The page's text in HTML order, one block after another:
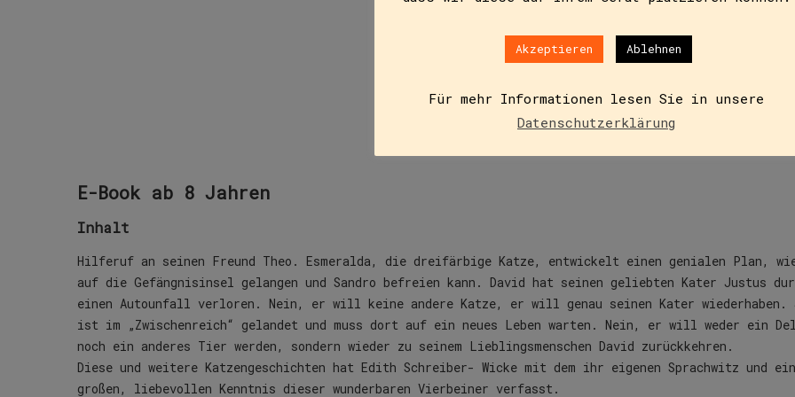
E-Book ab 8 Jahren
Inhalt
Hilferuf an seinen Freund Theo. Esmeralda, die dreifärbige Katze, entwickelt einen genialen Plan,
auf die Gefängnisinsel gelangen und Sandro befreien kann. David hat seinen geliebten Kater Justus
einen Autounfall verloren. Nein, er will keine andere Katze, er will genau seinen Kater wiederhaben.
ist im „Zwischenreich“ gelandet und muss dort auf ein neues Leben warten. Nein, er will weder ein
noch ein anderes Tier werden, sondern wieder zu seinem Lieblingsmenschen David zurückkehren.
Diese und weitere Katzengeschichten hat Edith Schreiber- Wicke mit dem ihr eigenen Sprachwitz und
großen, liebevollen Kenntnis dieser wunderbaren Vierbeiner verfasst.
Akzeptieren Ablehnen
Für mehr Informationen lesen Sie in unsere
Datenschutzerklärung